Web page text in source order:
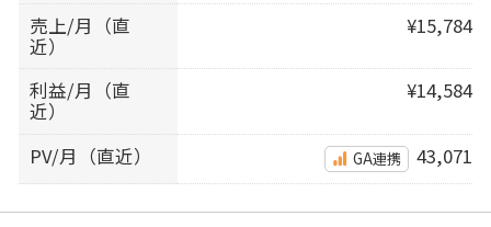
売上/月（直
近）
¥15,784
利益/月（直
近）
¥14,584
PV/月（直近） GA連携 43,071